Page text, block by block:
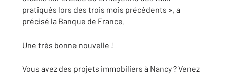
pratiqués lors des trois mois précédents », a
précisé la Banque de France.
Une très bonne nouvelle !
Vous avez des projets immobiliers à Nancy ? Venez